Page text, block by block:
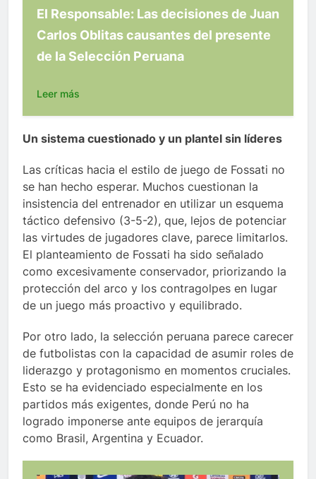
El Responsable: Las decisiones de Juan
Carlos Oblitas causantes del presente
de la Selección Peruana
Leer más
Un sistema cuestionado y un plantel sin líderes
Las críticas hacia el estilo de juego de Fossati no
se han hecho esperar. Muchos cuestionan la
insistencia del entrenador en utilizar un esquema
táctico defensivo (3-5-2), que, lejos de potenciar
las virtudes de jugadores clave, parece limitarlos.
El planteamiento de Fossati ha sido señalado
como excesivamente conservador, priorizando la
protección del arco y los contragolpes en lugar
de un juego más proactivo y equilibrado.
Por otro lado, la selección peruana parece carecer
de futbolistas con la capacidad de asumir roles de
liderazgo y protagonismo en momentos cruciales.
Esto se ha evidenciado especialmente en los
partidos más exigentes, donde Perú no ha
logrado imponerse ante equipos de jerarquía
como Brasil, Argentina y Ecuador.